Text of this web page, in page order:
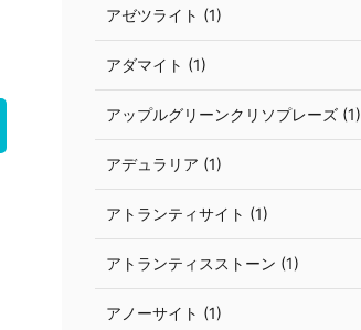
アゼツライト (1)
アダマイト (1)
アップルグリーンクリソプレーズ (1)
アデュラリア (1)
アトランティサイト (1)
アトランティスストーン (1)
アノーサイト (1)